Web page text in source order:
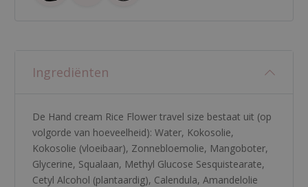
Ingrediënten
De Hand cream Rice Flower travel size bestaat uit (op
volgorde van hoeveelheid): Water, Kokosolie,
Kokosolie (vloeibaar), Zonnebloemolie, Mangoboter,
Glycerine, Squalaan, Methyl Glucose Sesquistearate,
Cetyl Alcohol (plantaardig), Calendula, Amandelolie